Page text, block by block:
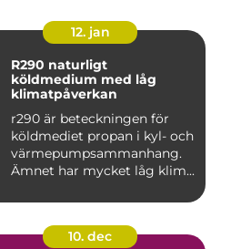
12. jan
R290 naturligt
köldmedium med låg
klimatpåverkan
r290 är beteckningen för
köldmediet propan i kyl- och
värmepumpsammanhang.
Ämnet har mycket låg klim...
10. dec